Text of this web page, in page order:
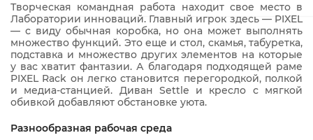
Творческая командная работа находит свое место в
Лаборатории инноваций. Главный игрок здесь — PIXEL
— с виду обычная коробка, но она может выполнять
множество функций. Это еще и стол, скамья, табуретка,
подставка и множество других элементов на которые
у вас хватит фантазии. А благодаря подходящей раме
PIXEL Rack он легко становится перегородкой, полкой
и медиа-станцией. Диван Settle и кресло с мягкой
обивкой добавляют обстановке уюта.
Разнообразная рабочая среда